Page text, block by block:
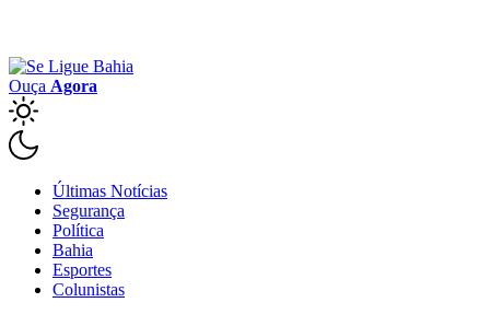
Ouça Agora
Últimas Notícias
Segurança
Política
Bahia
Esportes
Colunistas